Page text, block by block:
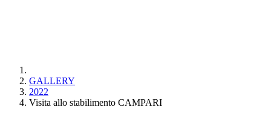
GALLERY
2022
Visita allo stabilimento CAMPARI